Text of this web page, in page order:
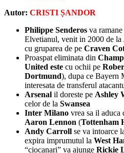
facebook-
twitter-
dribble-
instagram
Autor: CRISTI ȘANDOR
Philippe Senderos va ramane
Elvetianul, venit in 2000 de la
cu gruparea de pe Craven
Proaspat eliminata din
United este cu ochii pe
Dortmund), dupa ce Bayern
interesata de transferul
Arsenal il doreste pe Ashley
celor de la Swansea
Inter Milano vrea sa il aduca
Aaron Lennon (Tottenham
Andy Carroll se va intoarce
expira imprumutul la West
“ciocanari” va ajunge Rickie